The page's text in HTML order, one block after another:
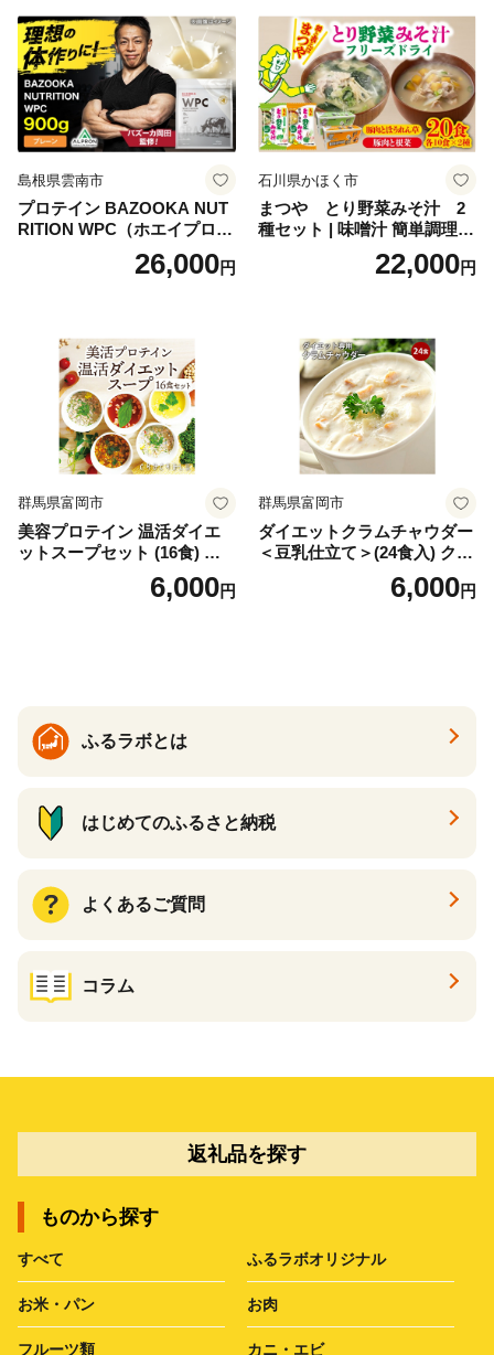
ち 本格おせち おせち予約 年
末 年始 お取り寄せ 新春 贅沢
おせち こだわりおせち 惣菜
老舗おせち ふるさと納税お
せち 御節 お節料理 正月 調理
不要 おせち料理2027
島根県雲南市
プロテイン BAZOOKA NUT
RITION WPC（ホエイプロテ
イン）＜プレーン＞ 900g｜
バズーカ岡田監修・植物由来
ロン [AIEN005]
26,000円
石川県かほく市
まつや とり野菜みそ汁 2
種セット | 味噌汁 簡単調理
お味噌 おみそ みそ とり野菜
時短料理 時短ごはん ご当地
22,000円
群馬県富岡市
美容プロテイン 温活ダイエ
ットスープセット (16食) 小
分け スープ 食べ比べ セット
詰合せ クラムチャウダー チ
6,000円
群馬県富岡市
ダイエットクラムチャウダー
＜豆乳仕立て＞(24食入) クラ
ムチャウダー 豆乳 ダイエッ
ト スープ プロテイン たんぱ
6,000円
ふるラボとは
はじめてのふるさと納税
よくあるご質問
コラム
返礼品を探す
ものから探す
すべて ふるラボオリジナル
お米・パン お肉
フルーツ類 カニ・エビ